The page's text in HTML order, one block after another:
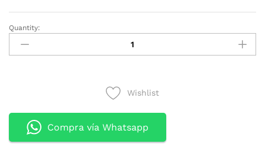
HUB
TPLINK
UE330
GIGABIT
quantity
Quantity:
Wishlist
Compra vía Whatsapp